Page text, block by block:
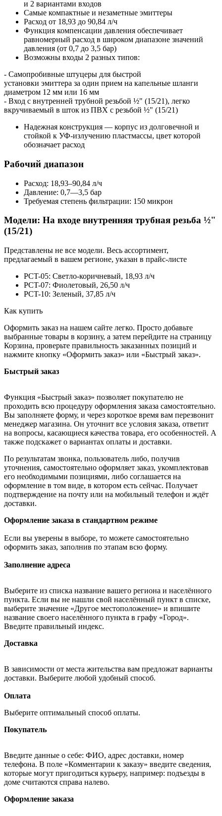
и 2 вариантами входов
Самые компактные и незаметные эмиттеры
Расход от 18,93 до 90,84 л/ч
Функция компенсации давления обеспечивает
равномерный расход в широком диапазоне значений
давления (от 0,7 до 3,5 бар)
Возможны входы 2 разных типов:
- Самопробивные штуцеры для быстрой
установки эмиттера за один прием на капельные шланги
диаметром 12 мм или 16 мм
- Вход с внутренней трубной резьбой ½" (15/21), легко
вкручиваемый в шток из ПВХ с резьбой ½" (15/21)
Надежная конструкция — корпус из долговечной и
стойкой к УФ-излучению пластмассы, цвет которой
обозначает расход
Рабочий диапазон
Расход: 18,93–90,84 л/ч
Давление: 0,7—3,5 бар
Требуемая степень фильтрации: 150 микрон
Модели: На входе внутренняя трубная резьба ½"
(15/21)
Представлены не все модели. Весь ассортимент,
предлагаемый в вашем регионе, указан в прайс-листе
PCT-05: Светло-коричневый, 18,93 л/ч
PCT-07: Фиолетовый, 26,50 л/ч
PCT-10: Зеленый, 37,85 л/ч
Как купить
Оформить заказ на нашем сайте легко. Просто добавьте
выбранные товары в корзину, а затем перейдите на страницу
Корзина, проверьте правильность заказанных позиций и
нажмите кнопку «Оформить заказ» или «Быстрый заказ».
Быстрый заказ
Функция «Быстрый заказ» позволяет покупателю не
проходить всю процедуру оформления заказа самостоятельно.
Вы заполняете форму, и через короткое время вам перезвонит
менеджер магазина. Он уточнит все условия заказа, ответит
на вопросы, касающиеся качества товара, его особенностей. А
также подскажет о вариантах оплаты и доставки.
По результатам звонка, пользователь либо, получив
уточнения, самостоятельно оформляет заказ, укомплектовав
его необходимыми позициями, либо соглашается на
оформление в том виде, в котором есть сейчас. Получает
подтверждение на почту или на мобильный телефон и ждёт
доставки.
Оформление заказа в стандартном режиме
Если вы уверены в выборе, то можете самостоятельно
оформить заказ, заполнив по этапам всю форму.
Заполнение адреса
Выберите из списка название вашего региона и населённого
пункта. Если вы не нашли свой населённый пункт в списке,
выберите значение «Другое местоположение» и впишите
название своего населённого пункта в графу «Город».
Введите правильный индекс.
Доставка
В зависимости от места жительства вам предложат варианты
доставки. Выберите любой удобный способ.
Оплата
Выберите оптимальный способ оплаты.
Покупатель
Введите данные о себе: ФИО, адрес доставки, номер
телефона. В поле «Комментарии к заказу» введите сведения,
которые могут пригодиться курьеру, например: подъезды в
доме считаются справа налево.
Оформление заказа